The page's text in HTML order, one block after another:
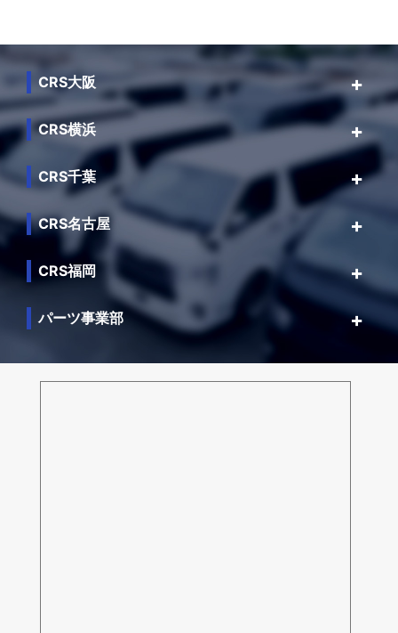
CRS大阪
CRS横浜
CRS千葉
CRS名古屋
CRS福岡
パーツ事業部